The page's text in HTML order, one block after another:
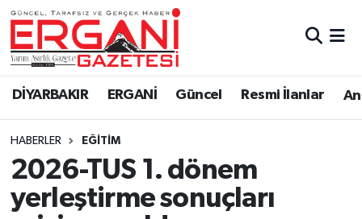
DİYARBAKIR ERGANİ Güncel Resmi İlanlar
HABERLER EĞITIM
2026-TUS 1. dönem
yerleştirme sonuçları
DİYARBAKIR
BİSMİL
BAĞLAR
ERGANİ
Güncel
Eği̇ti̇m
Ergani Nöbetçi Eczaneler
Ergani Hava Durumu
Ergani Trafik Yoğunluk Haritası
Süper Lig Puan Durumu ve Fikstür